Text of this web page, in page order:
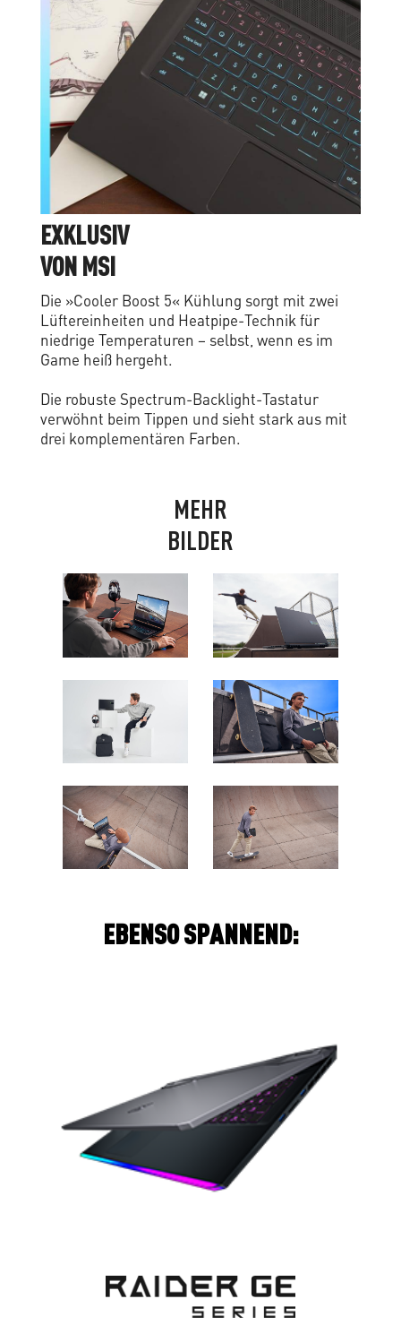
EXKLUSIV
VON MSI
Die »Cooler Boost 5« Kühlung sorgt mit zwei
Lüftereinheiten und Heatpipe-Technik für
niedrige Temperaturen – selbst, wenn es im
Game heiß hergeht.
Die robuste Spectrum-Backlight-Tastatur
verwöhnt beim Tippen und sieht stark aus mit
drei komplementären Farben.
MEHR
BILDER
EBENSOSPANNEND: